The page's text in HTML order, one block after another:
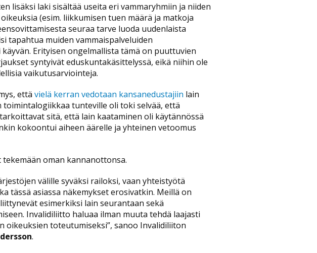
lisäksi laki sisältää useita eri vammaryhmiin ja niiden
(esim. liikkumisen tuen määrä ja matkoja
seuraa tarve luoda uudenlaista
tapahtua muiden vammaispalveluiden
Erityisen ongelmallista tämä on puuttuvien
syntyivät eduskuntakäsittelyssä, eikä niihin ole
vaikutusarviointeja.
ettävielä kerran vedotaan kansanedustajiin lain
toimintalogiikkaa tunteville oli toki selvää, että
sitä, että lain kaataminen oli käytännössä
kokoontui aiheen äärelle ja yhteinen vetoomus
oman kannanottonsa.
välille syväksi railoksi, vaan yhteistyötä
tässä asiassa näkemykset erosivatkin. Meillä on
esimerkiksi lain seurantaan sekä
Invalidiliitto haluaa ilman muuta tehdä laajasti
oikeuksien toteutumiseksi”, sanoo Invalidiliiton
.